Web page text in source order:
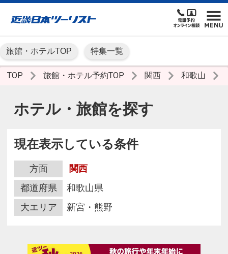
旅館・ホテルTOP 特集一覧
TOP 旅館・ホテル予約TOP 関西 和歌山
ホテル・旅館を探す
現在表示している条件
方面
関西
都道府県
和歌山県
大エリア
新宮・熊野